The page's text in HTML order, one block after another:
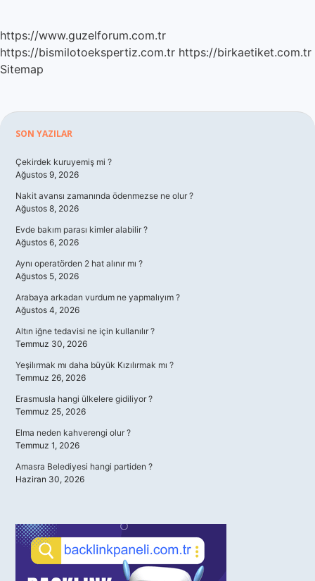
https://www.guzelforum.com.tr
https://bismilotoekspertiz.com.tr https://birkaetiket.com.tr
Sitemap
Sidebar
SON YAZILAR
Çekirdek kuruyemiş mi ?
Ağustos 9, 2026
Nakit avansı zamanında ödenmezse ne olur ?
Ağustos 8, 2026
Evde bakım parası kimler alabilir ?
Ağustos 6, 2026
Aynı operatörden 2 hat alınır mı ?
Ağustos 5, 2026
Arabaya arkadan vurdum ne yapmalıyım ?
Ağustos 4, 2026
Altın iğne tedavisi ne için kullanılır ?
Temmuz 30, 2026
Yeşilırmak mı daha büyük Kızılırmak mı ?
Temmuz 26, 2026
Erasmusla hangi ülkelere gidiliyor ?
Temmuz 25, 2026
Elma neden kahverengi olur ?
Temmuz 1, 2026
Amasra Belediyesi hangi partiden ?
Haziran 30, 2026